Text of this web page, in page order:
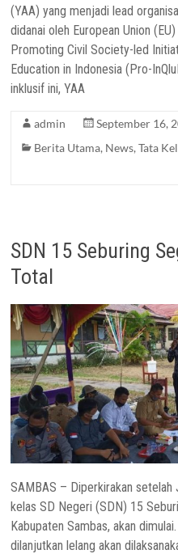
(YAA) yang menjadi lead
didanai oleh European Union
Promoting Civil Society-led
Education in Indonesia (Pro-
inklusif ini, YAA
admin
September 16,
Berita Utama, News,Tata
SDN 15 Seburing
Total
SAMBAS – Diperkirakan
kelas SD Negeri (SDN) 15
Kabupaten Sambas, akan
dilanjutkan lelang akan